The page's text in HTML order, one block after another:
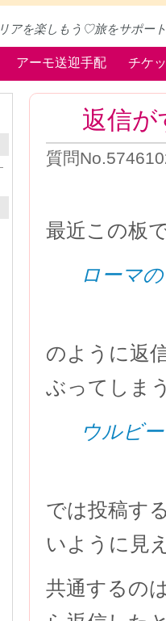
アを楽しもう♡旅をサポート
アーモ送迎手配 チケ
返信
質問
最近この板
ローマ
のように返
ぶってしま
ウルビ
では投稿す
いように見
共通するの